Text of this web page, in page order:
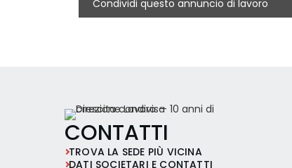
Condividi questo annuncio di lavoro
CONTATTI
TROVA LA SEDE PIÙ VICINA
DATI SOCIETARI E CONTATTI